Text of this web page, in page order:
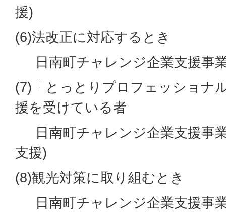
援)
(6)法改正に対応するとき
日南町チャレンジ企業支援事
(7)「とっとりプロフェッショナ
援を受けている者
日南町チャレンジ企業支援事
支援)
(8)観光対策に取り組むとき
日南町チャレンジ企業支援事